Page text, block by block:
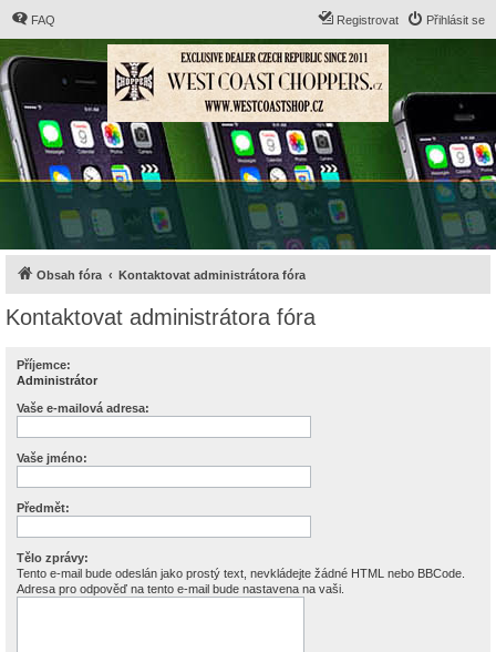
FAQ Přihlásit se
Registrovat
Obsah fóra Kontaktovat administrátora fóra
Kontaktovat administrátora fóra
Příjemce:
Administrátor
Vaše e-mailová adresa:
Vaše jméno:
Předmět:
Tělo zprávy:
Tento e-mail bude odeslán jako prostý text, nevkládejte žádné HTML nebo BBCode.
Adresa pro odpověď na tento e-mail bude nastavena na vaši.